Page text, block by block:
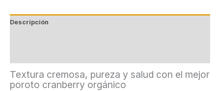
Descripción
Textura cremosa, pureza y salud con el mejor
poroto cranberry orgánico